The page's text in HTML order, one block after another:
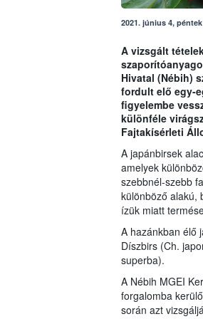
2021. június 4, péntek
A vizsgált
Hivatal (Nébih)
fordult elő egy-
figyelembe
különféle
Fajtakísérleti
A japánbirsek
amelyek
szebbnél-szebb
különböző alakú,
ízük miatt
A hazánkban élő
Díszbirs (Ch.
superba).
A Nébih MGEI
forgalomba
során azt